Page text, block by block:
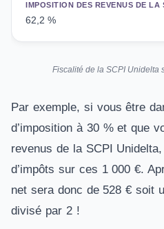
IMPOSITION DES REVENUS DE LA
62,2 %
Fiscalité de la SCPI Unidelta
Par exemple, si vous être
d’imposition à 30 % et que
revenus de la SCPI
d’impôts sur ces 1 000 €.
net sera donc de 528 € soit
divisé par 2 !